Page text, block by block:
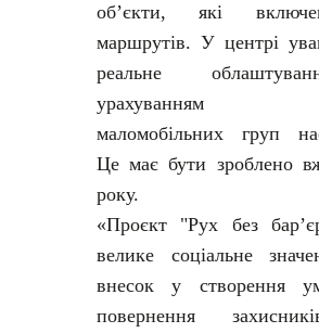
об’єкти, які
маршрутів. У центрі
реальне
урахуванням
маломобільних груп
Це має бути зроблено
року.
«Проєкт "Рух без
велике соціальне
внесок у створення
повернення